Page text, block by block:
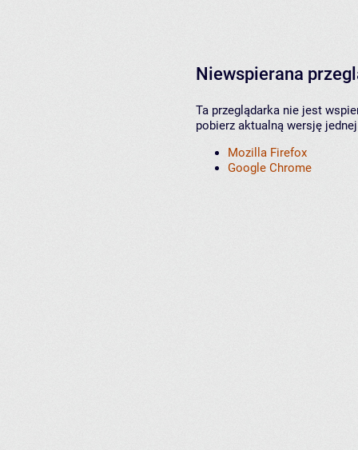
Niewspierana
Ta przeglądarka nie jest
pobierz aktualną wersję
Mozilla Firefox
Google Chrome